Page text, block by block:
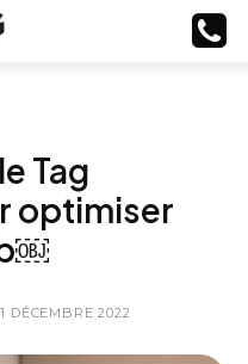
Tag
optimiser
1 DÉCEMBRE 2022